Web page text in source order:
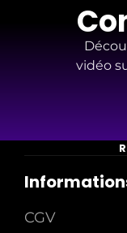
vidéo
CGV